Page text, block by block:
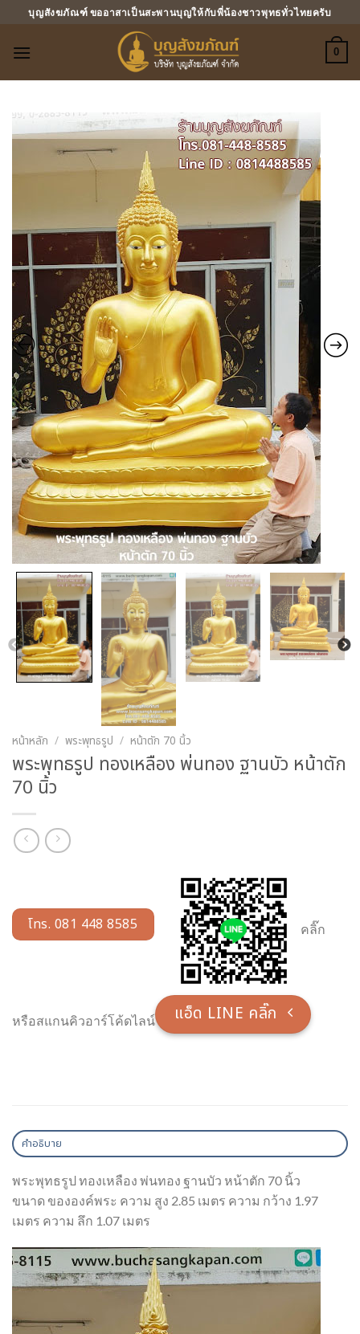
บุญสังฆภัณฑ์ ขออาสาเป็นสะพานบุญให้กับพี่น้องชาวพุทธทั่วไทยครับ
0
หน้าหลัก / พระพุทธรูป / หน้าตัก 70 นิ้ว
พระพุทธรูป ทองเหลือง พ่นทอง ฐานบัว หน้าตัก
70 นิ้ว
โทร. 081 448 8585 คลิ๊ก
หรือสแกนคิวอาร์โค้ดไลน์ แอ็ด LINE คลิ๊ก
คำอธิบาย
พระพุทธรูป ทองเหลือง พ่นทอง ฐานบัว หน้าตัก 70 นิ้ว
ขนาด ขององค์พระ ความ สูง 2.85 เมตร ความ กว้าง 1.97
เมตร ความ ลึก 1.07 เมตร